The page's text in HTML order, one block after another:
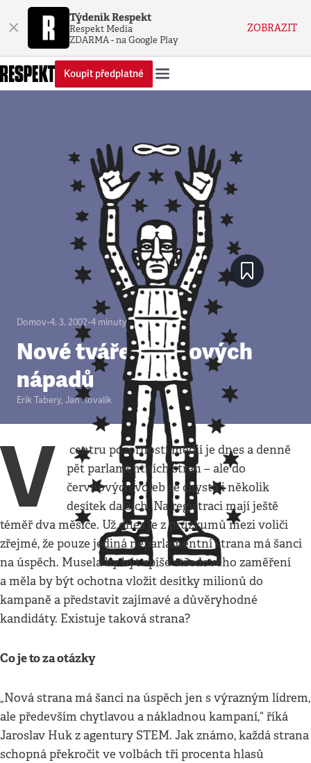
× Týdeník Respekt
Respekt Media
ZDARMA - na Google Play
ZOBRAZIT
Koupit předplatné
Domov•4. 3. 2002•4 minuty
Nové tváře bez nových
nápadů
Erik Tabery, Jan Kovalík
V
centru pozornosti médií je dnes a denně
pět parlamentních stran – ale do
červnových voleb se chystá i několik
desítek dalších. Na registraci mají ještě
téměř dva měsíce. Už dnes je z průzkumů mezi voliči
zřejmé, že pouze jediná neparlamentní strana má šanci
na úspěch. Musela by být spíše středového zaměření
a měla by být ochotna vložit desítky milionů do
kampaně a představit zajímavé a důvěryhodné
kandidáty. Existuje taková strana?
Co je to za otázky
„Nová strana má šanci na úspěch jen s výrazným lídrem,
ale především chytlavou a nákladnou kampaní,“ říká
Jaroslav Huk z agentury STEM. Jak známo, každá strana
schopná překročit ve volbách tři procenta hlasů